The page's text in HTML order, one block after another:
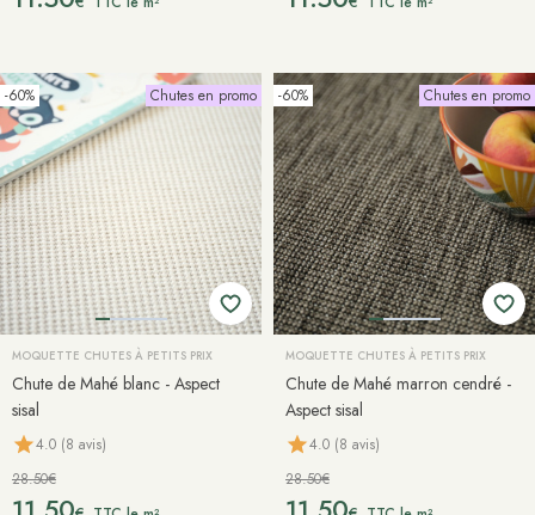
-60% Chutes en promo
MOQUETTE CHUTES À PETITS PRIX
Chute de Mahé blanc - Aspect
sisal
4.0 (8 avis)
28.50€
-60% Chutes en promo
MOQUETTE CHUTES À PETITS PRIX
Chute de Mahé marron cendré -
Aspect sisal
4.0 (8 avis)
28.50€